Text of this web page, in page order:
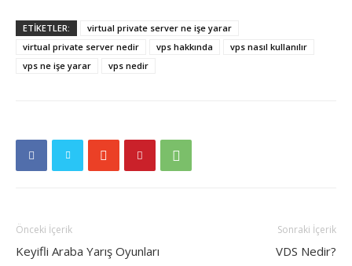
ETİKETLER:
virtual private server ne işe yarar
virtual private server nedir
vps hakkında
vps nasıl kullanılır
vps ne işe yarar
vps nedir
Önceki İçerik
Keyifli Araba Yarış Oyunları
Sonraki İçerik
VDS Nedir?